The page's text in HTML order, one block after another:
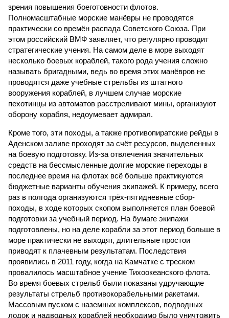
зрения повышения боеготовности флотов.
Полномасштабные морские манёвры не проводятся
практически со времён распада Советского Союза. При
этом российский ВМФ заявляет, что регулярно проводит
стратегические учения. На самом деле в море выходят
несколько боевых кораблей, такого рода учения сложно
называть бригадными, ведь во время этих манёвров не
проводятся даже учебные стрельбы из штатного
вооружения кораблей, в лучшем случае морские
пехотинцы из автоматов расстреливают мины, организуют
оборону корабля, недоумевает адмирал.
Кроме того, эти походы, а также противопиратские рейды в
Аденском заливе проходят за счёт ресурсов, выделенных
на боевую подготовку. Из-за отвлечения значительных
средств на бессмысленные долгие морские переходы в
последнее время на флотах всё больше практикуются
бюджетные варианты обучения экипажей. К примеру, всего
раз в полгода организуются трёх-пятидневные сбор-
походы, в ходе которых скопом выполняется план боевой
подготовки за учебный период. На бумаге экипажи
подготовлены, но на деле корабли за этот период больше в
море практически не выходят, длительные простои
приводят к плачевным результатам. Последствия
проявились в 2011 году, когда на Камчатке с треском
провалилось масштабное учение Тихоокеанского флота.
Во время боевых стрельб были показаны удручающие
результаты стрельб противокорабельными ракетами.
Массовым пуском с наземных комплексов, подводных
лодок и надводных кораблей необходимо было уничтожить